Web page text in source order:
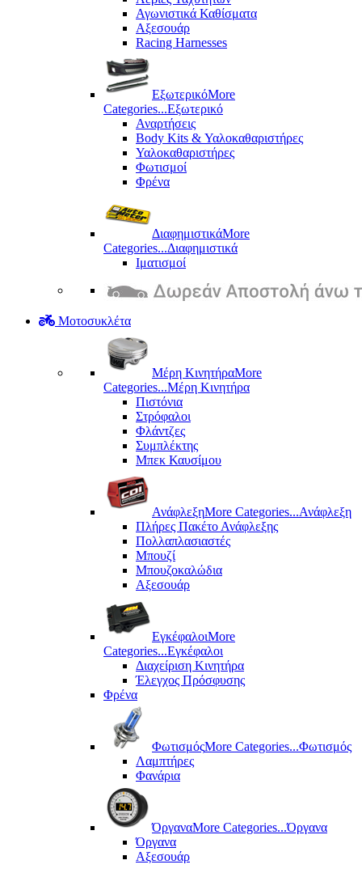
Αγωνιστικά Καθίσματα
Αξεσουάρ
Racing Harnesses
ΕξωτερικόMore
Categories...Εξωτερικό
Αναρτήσεις
Body Kits & Υαλοκαθαριστήρες
Υαλοκαθαριστήρες
Φωτισμοί
Φρένα
ΔιαφημιστικάMore
Categories...Διαφημιστικά
Ιματισμοί
Μοτοσυκλέτα
Μέρη KινητήραMore
Categories...Μέρη Kινητήρα
Πιστόνια
Στρόφαλοι
Φλάντζες
Συμπλέκτης
Μπεκ Καυσίμου
ΑνάφλεξηMore Categories...Ανάφλεξη
Πλήρες Πακέτο Ανάφλεξης
Πολλαπλασιαστές
Μπουζί
Μπουζοκαλώδια
Αξεσουάρ
ΕγκέφαλοιMore
Categories...Εγκέφαλοι
Διαχείριση Κινητήρα
Έλεγχος Πρόσφυσης
Φρένα
ΦωτισμόςMore Categories...Φωτισμός
Λαμπτήρες
Φανάρια
ΌργαναMore Categories...Όργανα
Όργανα
Αξεσουάρ